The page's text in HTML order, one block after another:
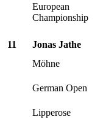
European
Championship
11 Jonas Jathe
Möhne
German Open
Lipperose